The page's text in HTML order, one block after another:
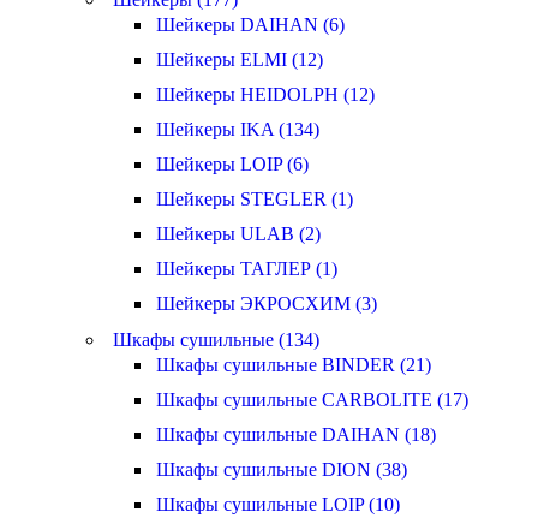
Шейкеры DAIHAN (6)
Шейкеры ELMI (12)
Шейкеры HEIDOLPH (12)
Шейкеры IKA (134)
Шейкеры LOIP (6)
Шейкеры STEGLER (1)
Шейкеры ULAB (2)
Шейкеры ТАГЛЕР (1)
Шейкеры ЭКРОСХИМ (3)
Шкафы сушильные (134)
Шкафы сушильные BINDER (21)
Шкафы сушильные CARBOLITE (17)
Шкафы сушильные DAIHAN (18)
Шкафы сушильные DION (38)
Шкафы сушильные LOIP (10)